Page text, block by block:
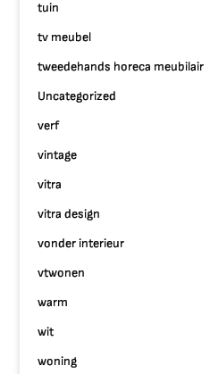
tuin
tv meubel
tweedehands horeca meubilair
Uncategorized
verf
vintage
vitra
vitra design
vonder interieur
vtwonen
warm
wit
woning